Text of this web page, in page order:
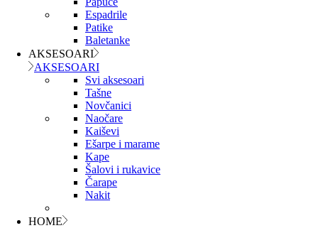
Espadrile
Patike
Baletanke
AKSESOARI
AKSESOARI
Svi aksesoari
Tašne
Novčanici
Naočare
Kaiševi
Ešarpe i marame
Kape
Šalovi i rukavice
Čarape
Nakit
HOME